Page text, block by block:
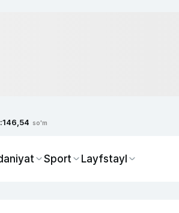
146,54 so'm
Sport Layfstayl